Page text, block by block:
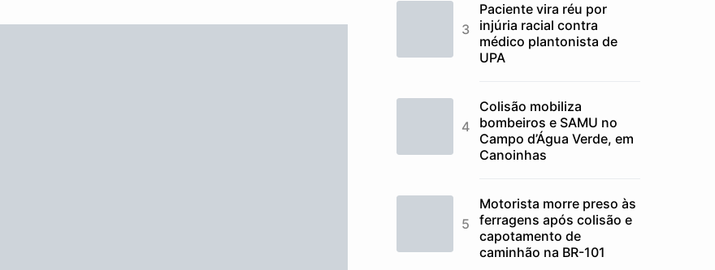
Paciente vira réu por
injúria racial contra
médico plantonista de
UPA
Colisão mobiliza
bombeiros e SAMU no
Campo d’Água Verde, em
Canoinhas
Motorista morre preso às
ferragens após colisão e
capotamento de
caminhão na BR-101